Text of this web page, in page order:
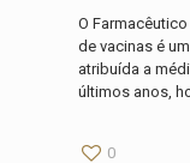
O
de vacinas é
atribuída a
últimos anos,
0